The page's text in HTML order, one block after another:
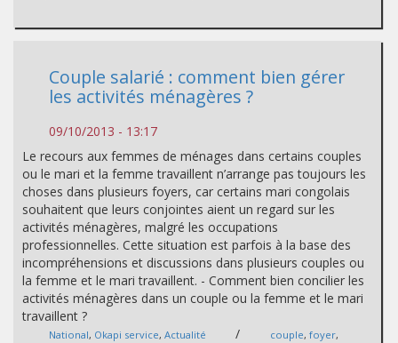
Couple salarié : comment bien gérer
les activités ménagères ?
09/10/2013 - 13:17
Le recours aux femmes de ménages dans certains couples
ou le mari et la femme travaillent n’arrange pas toujours les
choses dans plusieurs foyers, car certains mari congolais
souhaitent que leurs conjointes aient un regard sur les
activités ménagères, malgré les occupations
professionnelles. Cette situation est parfois à la base des
incompréhensions et discussions dans plusieurs couples ou
la femme et le mari travaillent. - Comment bien concilier les
activités ménagères dans un couple ou la femme et le mari
travaillent ?
National, Okapi service, Actualité / couple, foyer,